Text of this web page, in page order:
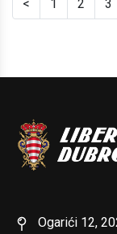
< 1 2 3
Ogarići 12,